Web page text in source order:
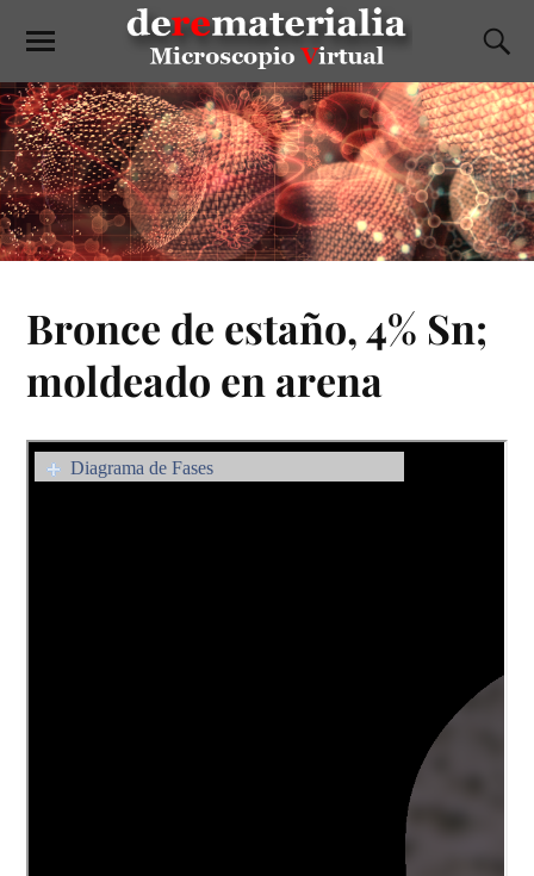
Bronce de estaño, 4% Sn;
moldeado en arena